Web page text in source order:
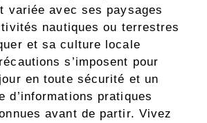
variée avec ses paysages
nautiques ou terrestres
et sa culture locale
s’imposent pour
en toute sécurité et un
d’informations pratiques
avant de partir. Vivez